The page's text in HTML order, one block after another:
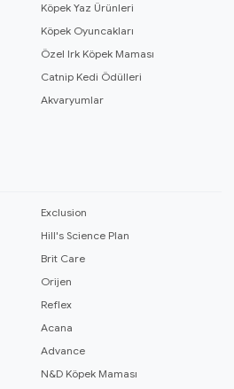
Köpek Yaz Ürünleri
Köpek Oyuncakları
Özel Irk Köpek Maması
Catnip Kedi Ödülleri
Akvaryumlar
Exclusion
Hill's Science Plan
Brit Care
Orijen
Reflex
Acana
Advance
N&D Köpek Maması